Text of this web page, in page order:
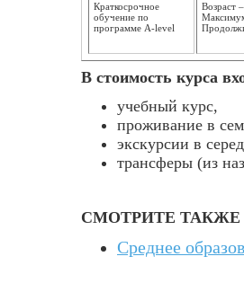
Краткосрочное
обучение по
программе A-level
Возраст
В стоимость курса
учебный курс,
проживание в
экскурсии в
трансферы (из
СМОТРИТЕ ТАКЖЕ
Среднее